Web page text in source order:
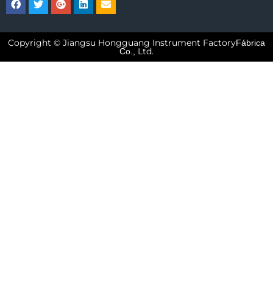
Copyright © Jiangsu Hongguang Instrument FactoryFábrica
Co.,
Ltd.